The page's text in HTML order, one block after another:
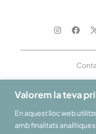
Valorem la teva
En aquest lloc web
amb finalitats
Et donem la